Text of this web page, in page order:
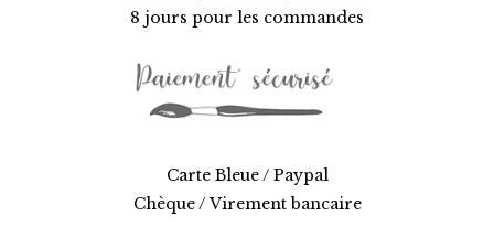
8 jours pour les commandes
Carte Bleue / Paypal
Chèque / Virement bancaire